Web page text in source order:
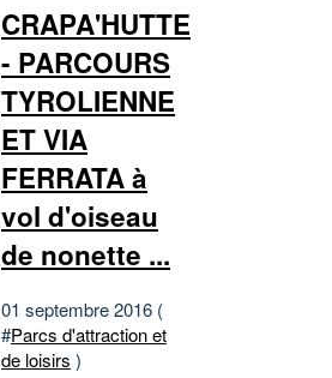
CRAPA'HUTTE
- PARCOURS
TYROLIENNE
ET VIA
FERRATA à
vol d'oiseau
de nonette ...
01 septembre 2016 (
#Parcs d'attraction et
de loisirs )